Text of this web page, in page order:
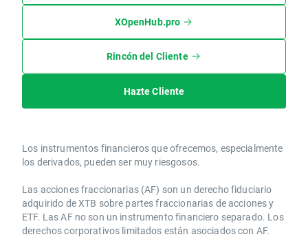
XOpenHub.pro
Rincón del Cliente
Hazte Cliente
Los instrumentos financieros que ofrecemos, especialmente
los derivados, pueden ser muy riesgosos.
Las acciones fraccionarias (AF) son un derecho fiduciario
adquirido de XTB sobre partes fraccionarias de acciones y
ETF. Las AF no son un instrumento financiero separado. Los
derechos corporativos limitados están asociados con AF.